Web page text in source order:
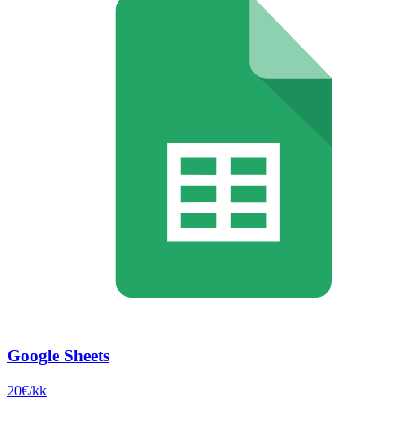
Google Sheets
20€/kk